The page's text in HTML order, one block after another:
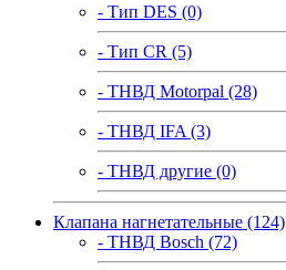
- Тип DES (0)
- Тип CR (5)
- ТНВД Motorpal (28)
- ТНВД IFA (3)
- ТНВД другие (0)
Клапана нагнетательные (124)
- ТНВД Bosch (72)